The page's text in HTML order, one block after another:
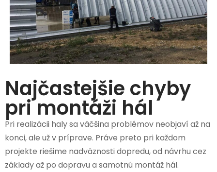
Najčastejšie chyby
pri montáži hál
Pri realizácii haly sa väčšina problémov neobjaví až na
konci, ale už v príprave. Práve preto pri každom
projekte riešime nadväznosti dopredu, od návrhu cez
základy až po dopravu a samotnú montáž hál.